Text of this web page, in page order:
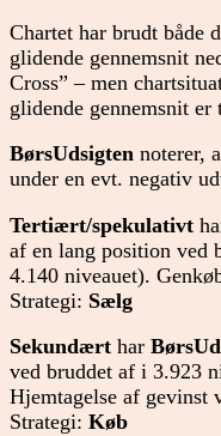
Chartet har brudt både
glidende gennemsnit
Cross” – men
glidende gennemsnit er
BørsUdsigten noterer,
under en evt. negativ
Tertiært/spekulativt
af en lang position ved
4.140 niveauet).
Strategi: Sælg
Sekundært har
ved bruddet af i 3.923
Hjemtagelse af gevinst
Strategi: Køb